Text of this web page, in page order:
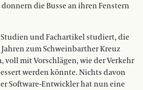
donnern die Busse an ihren Fenstern
und Fachartikel studiert, die
zum Schweinbarther Kreuz
voll mit Vorschlägen, wie der Verkehr
werden könnte. Nichts davon
Software-Entwickler hat nun eine